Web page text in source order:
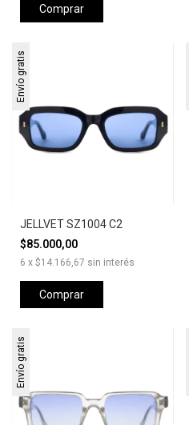
Comprar
Envío gratis
JELLVET SZ1004 C2
$85.000,00
6 x $14.166,67 sin interés
Comprar
Envío gratis